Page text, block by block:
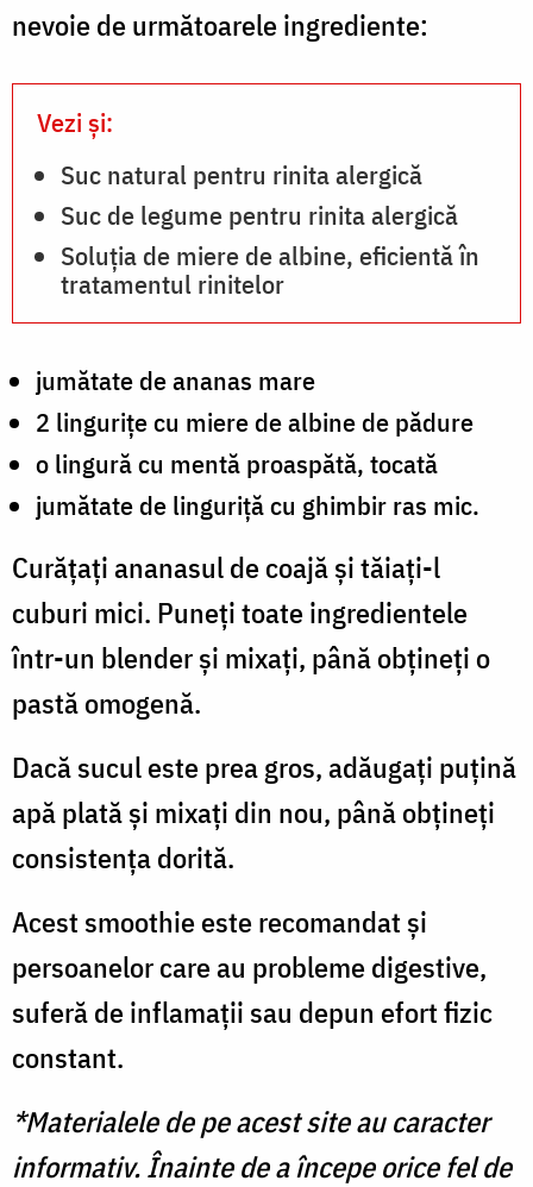
nevoie de următoarele ingrediente:
Vezi și:
Suc natural pentru rinita alergică
Suc de legume pentru rinita alergică
Soluţia de miere de albine, eficientă în
tratamentul rinitelor
jumătate de ananas mare
2 lingurițe cu miere de albine de pădure
o lingură cu mentă proaspătă, tocată
jumătate de linguriță cu ghimbir ras mic.
Curățați ananasul de coajă și tăiați-l
cuburi mici. Puneți toate ingredientele
într-un blender și mixați, până obțineți o
pastă omogenă.
Dacă sucul este prea gros, adăugați puțină
apă plată și mixați din nou, până obțineți
consistența dorită.
Acest smoothie este recomandat și
persoanelor care au probleme digestive,
suferă de inflamații sau depun efort fizic
constant.
*Materialele de pe acest site au caracter
informativ. Înainte de a începe orice fel de